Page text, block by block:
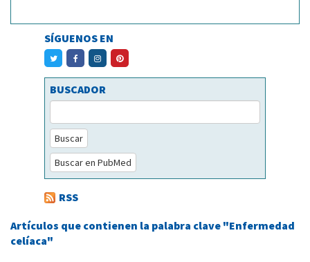
SÍGUENOS EN
BUSCADOR
Buscar
Buscar en PubMed
RSS
Artículos que contienen la palabra clave "Enfermedad
celíaca"